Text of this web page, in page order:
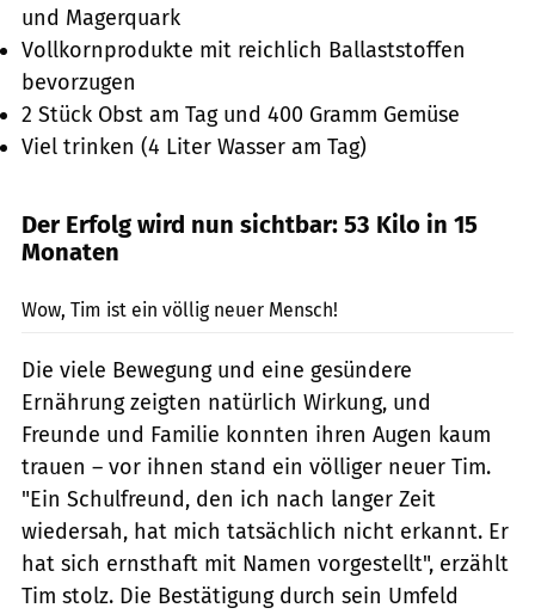
und Magerquark
Vollkornprodukte mit reichlich Ballaststoffen
bevorzugen
2 Stück Obst am Tag und 400 Gramm Gemüse
Viel trinken (4 Liter Wasser am Tag)
Der Erfolg wird nun sichtbar: 53 Kilo in 15
Monaten
Wow, Tim ist ein völlig neuer Mensch!
Die viele Bewegung und eine gesündere
Ernährung zeigten natürlich Wirkung, und
Freunde und Familie konnten ihren Augen kaum
trauen – vor ihnen stand ein völliger neuer Tim.
"Ein Schulfreund, den ich nach langer Zeit
wiedersah, hat mich tatsächlich nicht erkannt. Er
hat sich ernsthaft mit Namen vorgestellt", erzählt
Tim stolz. Die Bestätigung durch sein Umfeld